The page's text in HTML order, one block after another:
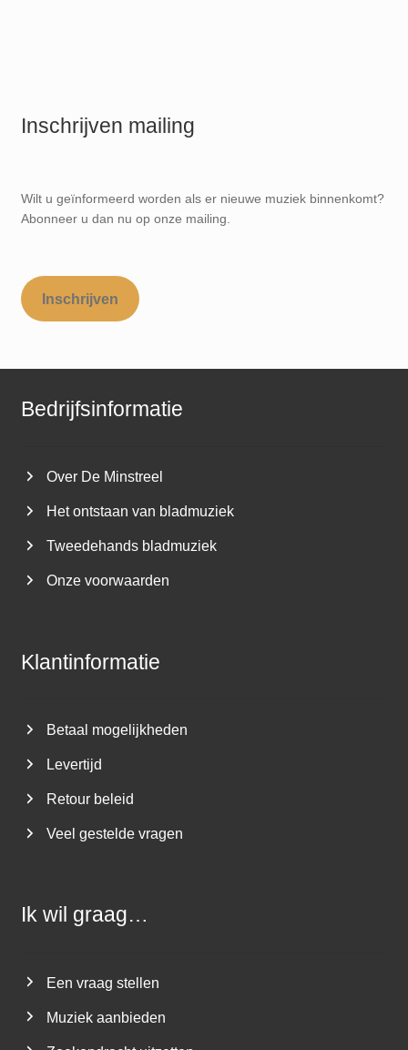
Inschrijven mailing
Wilt u geïnformeerd worden als er nieuwe muziek binnenkomt?
Abonneer u dan nu op onze mailing.
Inschrijven
Bedrijfsinformatie
Over De Minstreel
Het ontstaan van bladmuziek
Tweedehands bladmuziek
Onze voorwaarden
Klantinformatie
Betaal mogelijkheden
Levertijd
Retour beleid
Veel gestelde vragen
Ik wil graag…
Een vraag stellen
Muziek aanbieden